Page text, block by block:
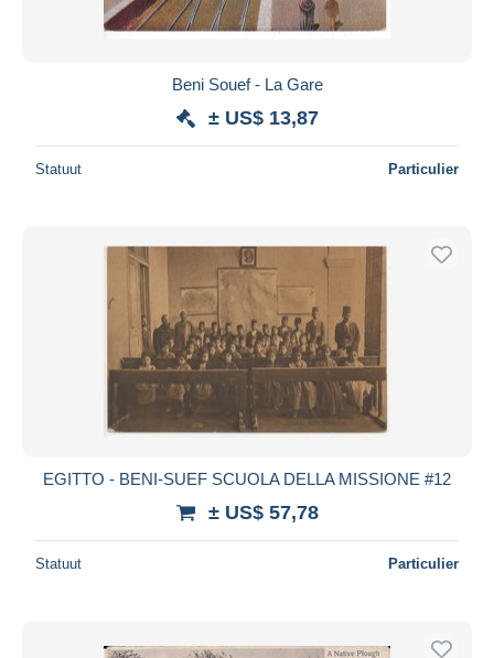
Beni Souef - La Gare
± US$ 13,87
Statuut Particulier
EGITTO - BENI-SUEF SCUOLA DELLA MISSIONE #12
± US$ 57,78
Statuut Particulier